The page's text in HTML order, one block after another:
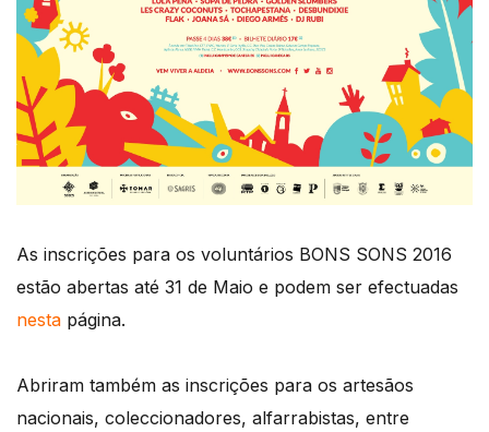
As inscrições para os voluntários BONS SONS 2016
estão abertas até 31 de Maio e podem ser efectuadas
nesta página.
Abriram também as inscrições para os artesãos
nacionais, coleccionadores, alfarrabistas, entre